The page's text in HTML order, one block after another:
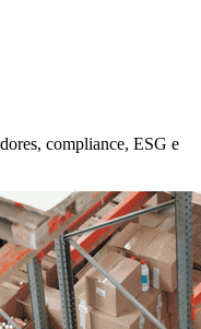
compliance, ESG e